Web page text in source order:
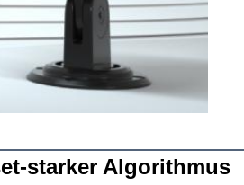
starker Algorithmus